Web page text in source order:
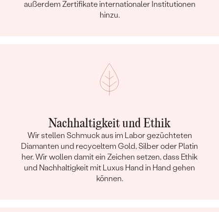
außerdem Zertifikate internationaler Institutionen
hinzu.
Nachhaltigkeit und Ethik
Wir stellen Schmuck aus im Labor gezüchteten
Diamanten und recyceltem Gold, Silber oder Platin
her. Wir wollen damit ein Zeichen setzen, dass Ethik
und Nachhaltigkeit mit Luxus Hand in Hand gehen
können.